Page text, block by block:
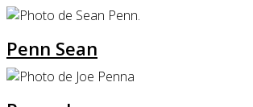
Penn Sean